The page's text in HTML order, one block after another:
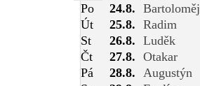
Po
24.8. Bartoloměj
Út
25.8. Radim
St
26.8. Luděk
Čt
27.8. Otakar
Pá
28.8.
Augustýn